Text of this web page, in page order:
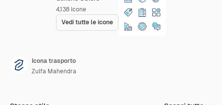
4,138 Icone
Vedi tutte le icone
Icona trasporto
Zulfa Mahendra